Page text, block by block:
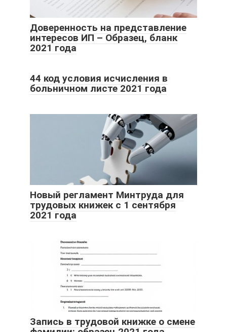
Доверенность на представление
интересов ИП – Образец, бланк
2021 года
44 код условия исчисления в
больничном листе 2021 года
Новый регламент Минтруда для
трудовых книжек с 1 сентября
2021 года
Запись в трудовой книжке о смене